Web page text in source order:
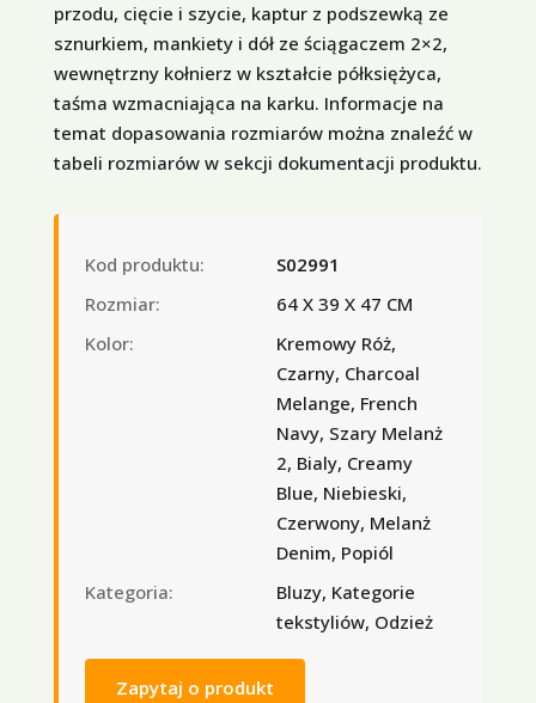
przodu, cięcie i szycie, kaptur z podszewką ze
sznurkiem, mankiety i dół ze ściągaczem 2×2,
wewnętrzny kołnierz w kształcie półksiężyca,
taśma wzmacniająca na karku. Informacje na
temat dopasowania rozmiarów można znaleźć w
tabeli rozmiarów w sekcji dokumentacji produktu.
Kod produktu:
S02991
Rozmiar:
64 X 39 X 47 CM
Kolor:
Kremowy Róż,
Czarny, Charcoal
Melange, French
Navy, Szary Melanż
2, Bialy, Creamy
Blue, Niebieski,
Czerwony, Melanż
Denim, Popiól
Kategoria:
Bluzy, Kategorie
tekstyliów, Odzież
Zapytaj o produkt